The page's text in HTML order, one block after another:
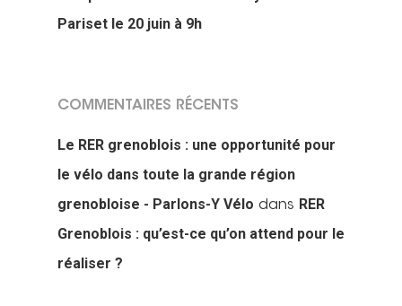
Pariset le 20 juin à 9h
COMMENTAIRES RÉCENTS
Le RER grenoblois : une opportunité pour
le vélo dans toute la grande région
grenobloise - Parlons-Y Vélo dans RER
Grenoblois : qu’est-ce qu’on attend pour le
réaliser ?